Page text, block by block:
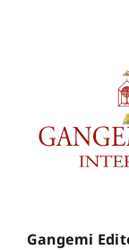
Gangemi